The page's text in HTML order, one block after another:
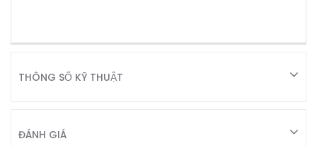
THÔNG SỐ KỸ THUẬT
ĐÁNH GIÁ